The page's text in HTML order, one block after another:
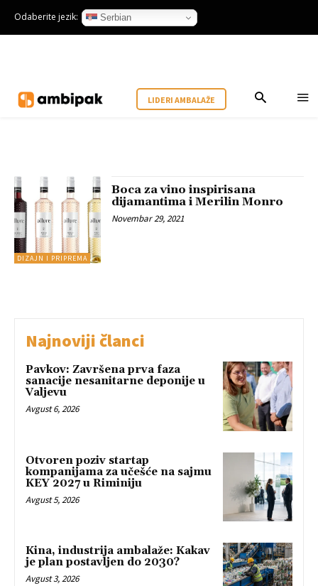
Odaberite jezik: Serbian
LIDERI AMBALAŽE
DIZAJN I PRIPREMA
Boca za vino inspirisana
dijamantima i Merilin Monro
Novembar 29, 2021
Najnoviji članci
Pavkov: Završena prva faza
sanacije nesanitarne deponije u
Valjevu
Avgust 6, 2026
Otvoren poziv startap
kompanijama za učešće na sajmu
KEY 2027 u Riminiju
Avgust 5, 2026
Kina, industrija ambalaže: Kakav
je plan postavljen do 2030?
Avgust 3, 2026